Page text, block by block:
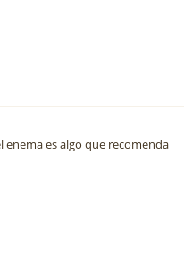
enema es algo que recomenda